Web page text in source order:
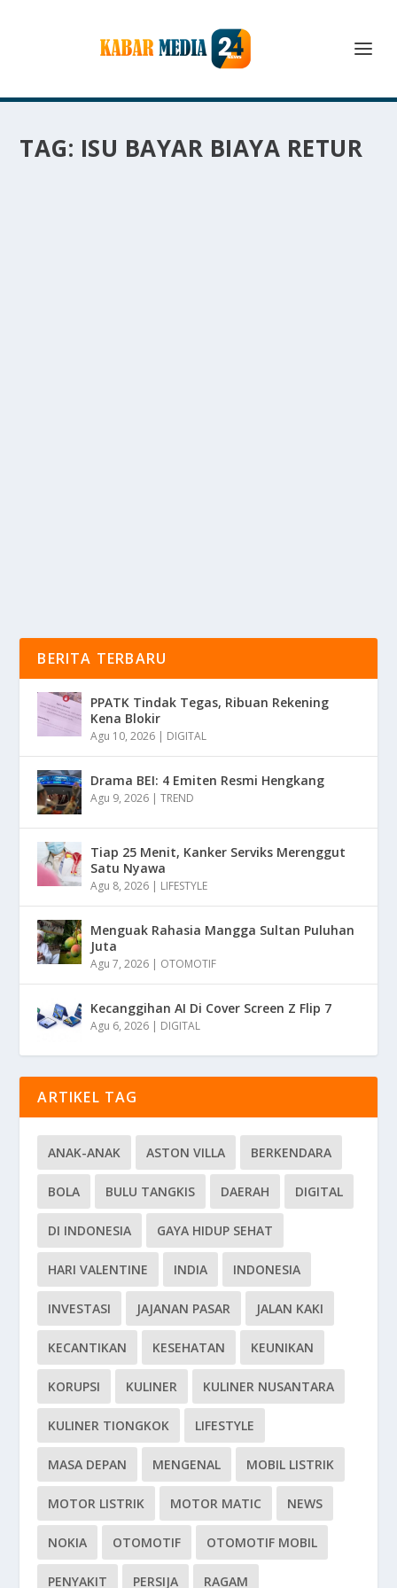
TAG: ISU BAYAR BIAYA RETUR
BERITA TERBARU
PPATK Tindak Tegas, Ribuan Rekening
Kena Blokir
Agu 10, 2026 | DIGITAL
Drama BEI: 4 Emiten Resmi Hengkang
Agu 9, 2026 |TREND
Tiap 25 Menit, Kanker Serviks Merenggut
Satu Nyawa
Agu 8, 2026 | LIFESTYLE
Menguak Rahasia Mangga Sultan Puluhan
Juta
Agu 7, 2026 | OTOMOTIF
Kecanggihan AI Di Cover Screen Z Flip 7
Agu 6, 2026 | DIGITAL
ARTIKEL TAG
ANAK-ANAK ASTON VILLA BERKENDARA
BOLA BULU TANGKIS DAERAH DIGITAL
DI INDONESIA GAYA HIDUP SEHAT
HARI VALENTINE INDIA INDONESIA
INVESTASI JAJANAN PASAR JALAN KAKI
KECANTIKAN KESEHATAN KEUNIKAN
KORUPSI KULINER KULINER NUSANTARA
KULINER TIONGKOK LIFESTYLE
MASA DEPAN MENGENAL MOBIL LISTRIK
MOTOR LISTRIK MOTOR MATIC NEWS
NOKIA OTOMOTIF OTOMOTIF MOBIL
PENYAKIT PERSIJA RAGAM